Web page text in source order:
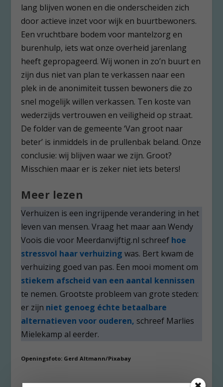
lang blijven wonen en die onderscheiden zich
door actieve inzet voor wijk en buurtbewoners.
Een vruchtbare bodem voor mantelzorg en
burenhulp, iets wat onze overheid jarenlang
heeft gepropageerd. Wij wonen in zo’n buurt en
zijn dus niet van plan te verkassen naar een
plek in de anonimiteit tussen bewoners die zo
snel mogelijk willen verkassen. Ten koste van
wederzijds vertrouwen en veiligheid op straat.
De folder van de gemeente ‘Van groot naar
beter’ is inmiddels in de prullenbak beland. Onze
conclusie: wij blijven waar we zijn. Groot?
Misschien maar er is zeker niet iets beters!
Meer lezen
Verhuizen is een ingrijpende verandering in het
leven van mensen. Vraag het maar aan Wendy
Voois die voor Meerdanvijftig.nl schreef hoe
stressvol haar verhuizing was. Bert kwam de
verhuizing goed van pas. Een mooi moment om
stiekem afscheid van een aantal kennissen
te nemen. Grootste probleem van grote steden:
er zijn niet genoeg échte betaalbare
alternatieven voor ouderen, schreef Marlies
Mielekamp al eerder.
Openingsfoto: Gerd Altmann/Pixabay